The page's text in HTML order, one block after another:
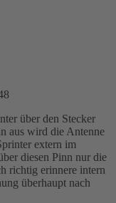
über den Stecker
aus wird die Antenne
extern im
diesen Pinn nur die
richtig erinnere intern
überhaupt nach